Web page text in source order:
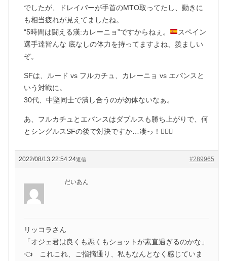
でしたが、ドレイパーが手首のMTO取ってたし、動きに
も相当疲れが見えてましたね。
“5時間は闘える漢:カレーニョ”ですからねぇ。
スペイン
選手達皆んな 底なしの体力を持ってますよね、羨ましい
ぞ。
SFは、ルード vs フルカチュ、カレーニョ vs エバンスと
いう対戦に。
30代、中堅同士で潰し合うのが勿体ないなぁ。
あ、フルカチュとエバンスはダブルスも勝ち上がりで、何
とシングルスSFの後で対決ですか…凄っ！😵‍💫💦
2022/08/13 22:54:24 #289965
返信
だいあん
リッコラさん
「オジェ君は良くも悪くもショットが素直過ぎるのかな」
👈 これこれ、ご指摘通り、私もなんとなく感じていま